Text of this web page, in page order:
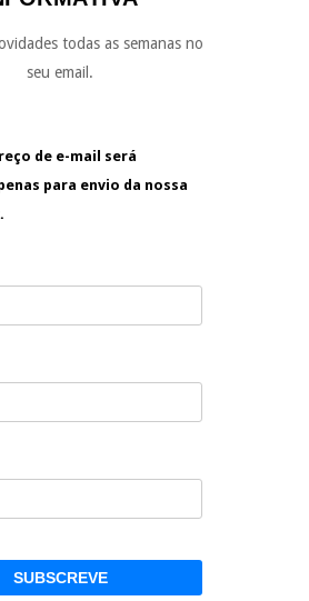
todas as semanas no
seu email.
de e-mail será
para envio da nossa